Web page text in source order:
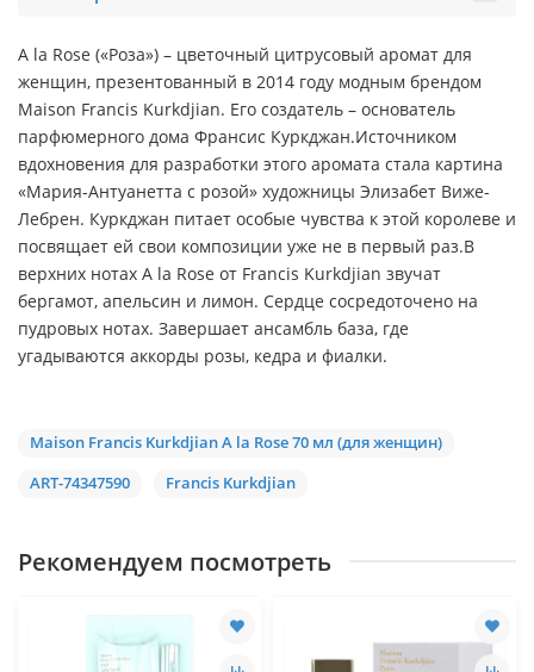
A la Rose («Роза») – цветочный цитрусовый аромат для
женщин, презентованный в 2014 году модным брендом
Maison Francis Kurkdjian. Его создатель – основатель
парфюмерного дома Франсис Куркджан.Источником
вдохновения для разработки этого аромата стала картина
«Мария-Антуанетта с розой» художницы Элизабет Виже-
Лебрен. Куркджан питает особые чувства к этой королеве и
посвящает ей свои композиции уже не в первый раз.В
верхних нотах A la Rose от Francis Kurkdjian звучат
бергамот, апельсин и лимон. Сердце сосредоточено на
пудровых нотах. Завершает ансамбль база, где
угадываются аккорды розы, кедра и фиалки.
Maison Francis Kurkdjian A la Rose 70 мл (для женщин)
ART-74347590
Francis Kurkdjian
Рекомендуем посмотреть